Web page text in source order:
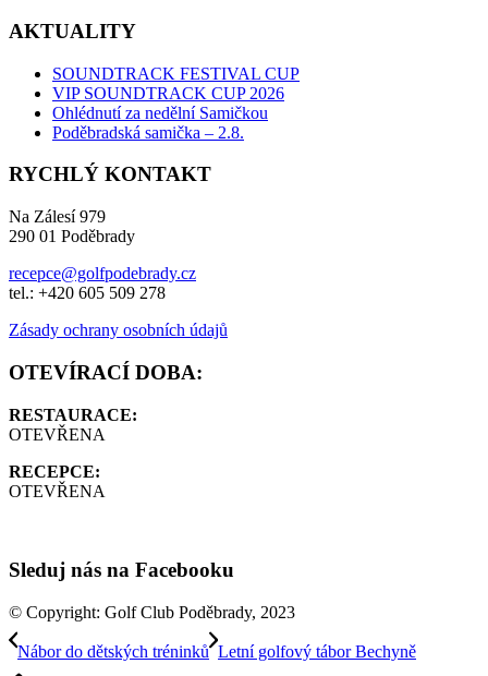
AKTUALITY
SOUNDTRACK FESTIVAL CUP
VIP SOUNDTRACK CUP 2026
Ohlédnutí za nedělní Samičkou
Poděbradská samička – 2.8.
RYCHLÝ KONTAKT
Na Zálesí 979
290 01 Poděbrady
recepce@golfpodebrady.cz
tel.: +420 605 509 278
Zásady ochrany osobních údajů
OTEVÍRACÍ DOBA:
RESTAURACE:
OTEVŘENA
RECEPCE:
OTEVŘENA
Sleduj nás na Facebooku
© Copyright: Golf Club Poděbrady, 2023
Nábor do dětských tréninků Letní golfový tábor Bechyně